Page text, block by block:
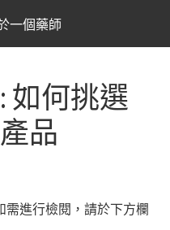
一個藥師
如何挑選
品
需進行檢閱，請於下方欄